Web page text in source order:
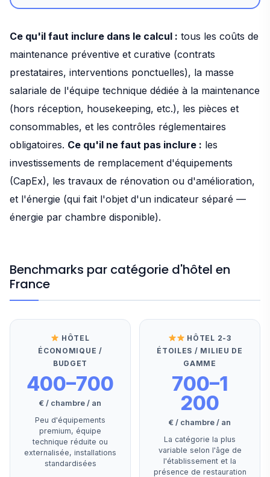
Ce qu'il faut inclure dans le calcul : tous les coûts de
maintenance préventive et curative (contrats
prestataires, interventions ponctuelles), la masse
salariale de l'équipe technique dédiée à la maintenance
(hors réception, housekeeping, etc.), les pièces et
consommables, et les contrôles réglementaires
obligatoires. Ce qu'il ne faut pas inclure : les
investissements de remplacement d'équipements
(CapEx), les travaux de rénovation ou d'amélioration,
et l'énergie (qui fait l'objet d'un indicateur séparé —
énergie par chambre disponible).
Benchmarks par catégorie d'hôtel en
France
HÔTEL
ÉCONOMIQUE /
BUDGET
400–700
€ / chambre / an
Peu d'équipements
premium, équipe
technique réduite ou
externalisée, installations
standardisées
HÔTEL 2-3
ÉTOILES / MILIEU DE
GAMME
700–1
200
€ / chambre / an
La catégorie la plus
variable selon l'âge de
l'établissement et la
présence de restauration